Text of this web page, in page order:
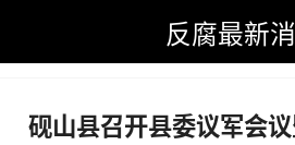
反腐最新
全国新闻>
砚山县召开县委议军会